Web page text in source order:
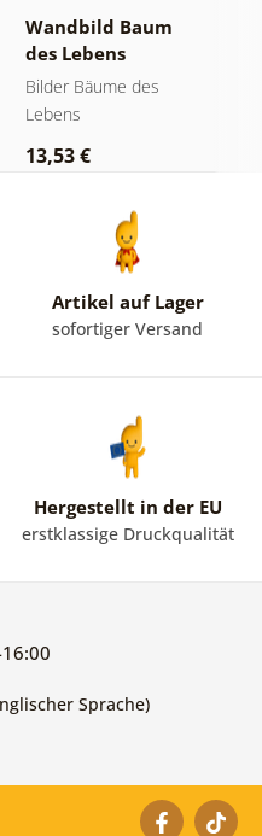
Wandbild Baum
des Lebens
goldene Magie
Bilder Bäume des
Lebens
13,53 €
Artikel auf Lager
sofortiger Versand
Hergestellt in der EU
erstklassige Druckqualität
Sprache)